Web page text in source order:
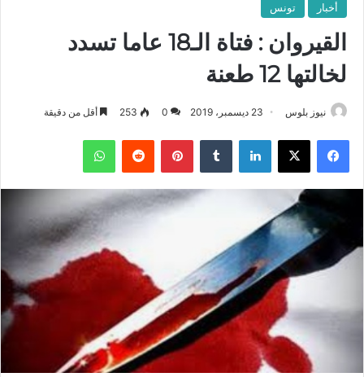
أخبار تونس
القيروان : فتاة الـ18 عاما تسدد
لخالتها 12 طعنة
نيوز بلوس 23 ديسمبر، 2019 0
253 أقل من دقيقة
فيسبوك X لينكدإن بينتيريست واتساب